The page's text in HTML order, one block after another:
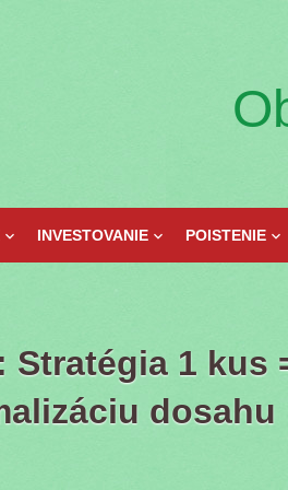
INVESTOVANIE POISTENIE
1 kus
dosahu